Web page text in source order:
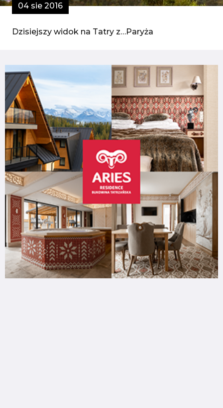
04 sie 2016
Dzisiejszy widok na Tatry z…Paryża